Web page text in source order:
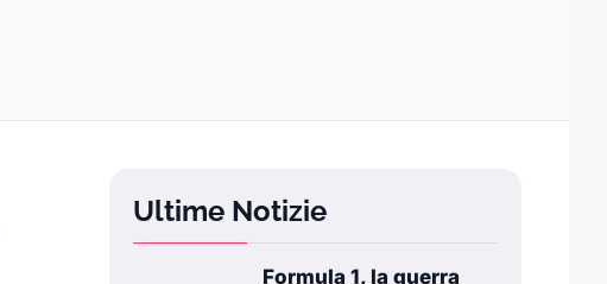
Ultime Notizie
Formula 1, la guerra